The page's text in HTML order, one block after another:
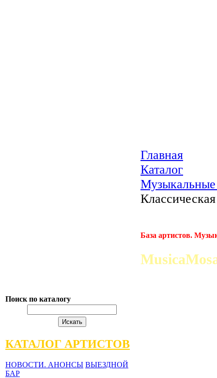
Поиск по каталогу
КАТАЛОГ АРТИСТОВ
НОВОСТИ. АНОНСЫ ВЫЕЗДНОЙ
БАР
Главная
Каталог
База артистов.